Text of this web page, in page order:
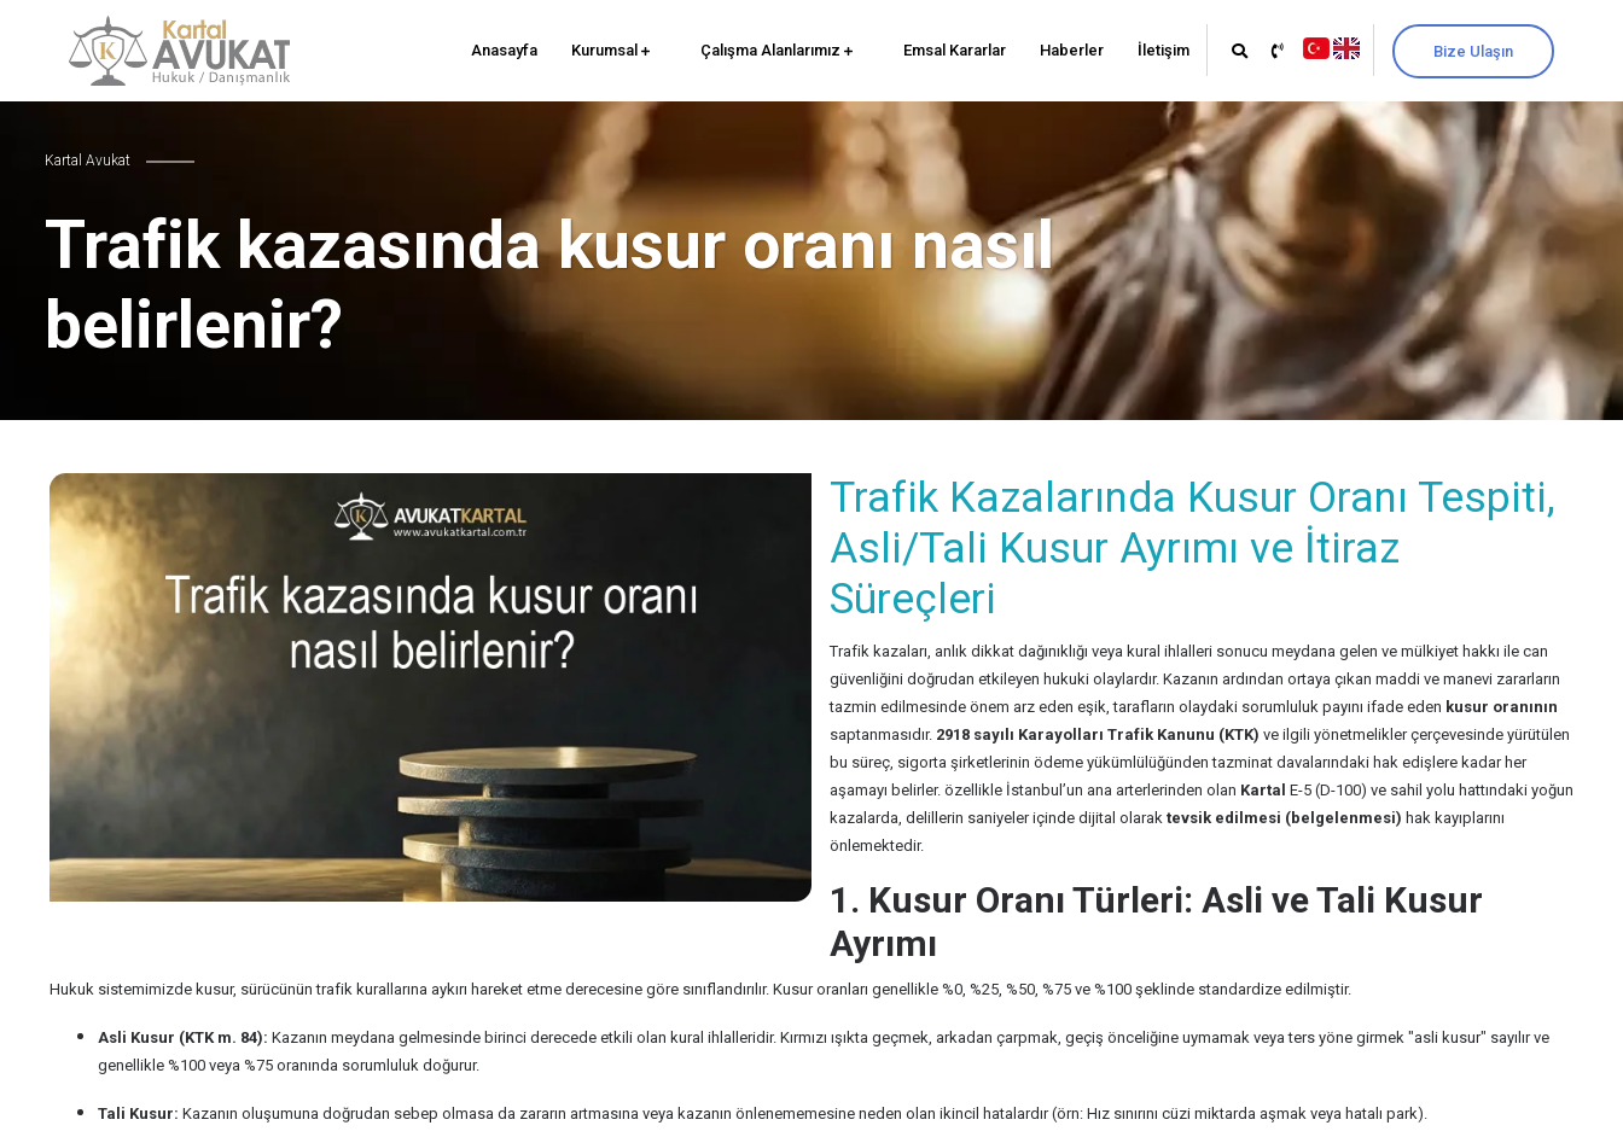
Anasayfa Kurumsal Çalışma Alanlarımız Emsal Kararlar Haberler İletişim Bize Ulaşın
Kartal Avukat
Trafik kazasında kusur oranı nasıl
belirlenir?
Trafik Kazalarında Kusur Oranı Tespiti,
Asli/Tali Kusur Ayrımı ve İtiraz
Süreçleri
Trafik kazaları, anlık dikkat dağınıklığı veya kural ihlalleri sonucu meydana gelen ve mülkiyet hakkı ile can
güvenliğini doğrudan etkileyen hukuki olaylardır. Kazanın ardından ortaya çıkan maddi ve manevi zararların
tazmin edilmesinde önem arz eden eşik, tarafların olaydaki sorumluluk payını ifade eden kusur oranının
saptanmasıdır. 2918 sayılı Karayolları Trafik Kanunu (KTK) ve ilgili yönetmelikler çerçevesinde yürütülen
bu süreç, sigorta şirketlerinin ödeme yükümlülüğünden tazminat davalarındaki hak edişlere kadar her
aşamayı belirler. özellikle İstanbul’un ana arterlerinden olan Kartal E-5 (D-100) ve sahil yolu hattındaki yoğun
kazalarda, delillerin saniyeler içinde dijital olarak tevsik edilmesi (belgelenmesi) hak kayıplarını
önlemektedir.
1. Kusur Oranı Türleri: Asli ve Tali Kusur
Ayrımı
Hukuk sistemimizde kusur, sürücünün trafik kurallarına aykırı hareket etme derecesine göre sınıflandırılır. Kusur oranları genellikle %0, %25, %50, %75 ve %100 şeklinde standardize edilmiştir.
Asli Kusur (KTK m. 84): Kazanın meydana gelmesinde birinci derecede etkili olan kural ihlalleridir. Kırmızı ışıkta geçmek, arkadan çarpmak, geçiş önceliğine uymamak veya ters yöne girmek "asli kusur" sayılır ve
genellikle %100 veya %75 oranında sorumluluk doğurur.
Tali Kusur: Kazanın oluşumuna doğrudan sebep olmasa da zararın artmasına veya kazanın önlenememesine neden olan ikincil hatalardır (örn: Hız sınırını cüzi miktarda aşmak veya hatalı park).